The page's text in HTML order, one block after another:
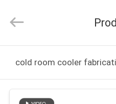
PRODUITS
Reserved.
cold room cooler